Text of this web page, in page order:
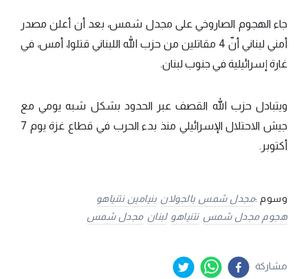
جاء الهجوم الصاروخي على مجدل شمس، بعد أن أعلن مصدر
أمني لبناني أنّ 4 مقاتلين من حزب الله اللبناني قتلوا، أمس، في
غارة إسرائيلية في جنوب لبنان.
ويتبادل حزب الله القصف عبر الحدود بشكل شبه يومي مع
جيش الاحتلال الإسرائيلي منذ بدء الحرب في قطاع غزة يوم 7
أكتوبر.
وسوم :مجدل شمس بالجولان بنيامين نتنياهو
هجوم مجدل شمس نتنياهو لبنان مجدل شمس
مشاركة